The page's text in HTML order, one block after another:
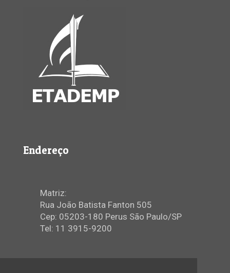
Endereço
Matriz:
Rua João Batista Fanton 505
Cep: 05203-180 Perus São Paulo/SP
Tel: 11 3915-9200